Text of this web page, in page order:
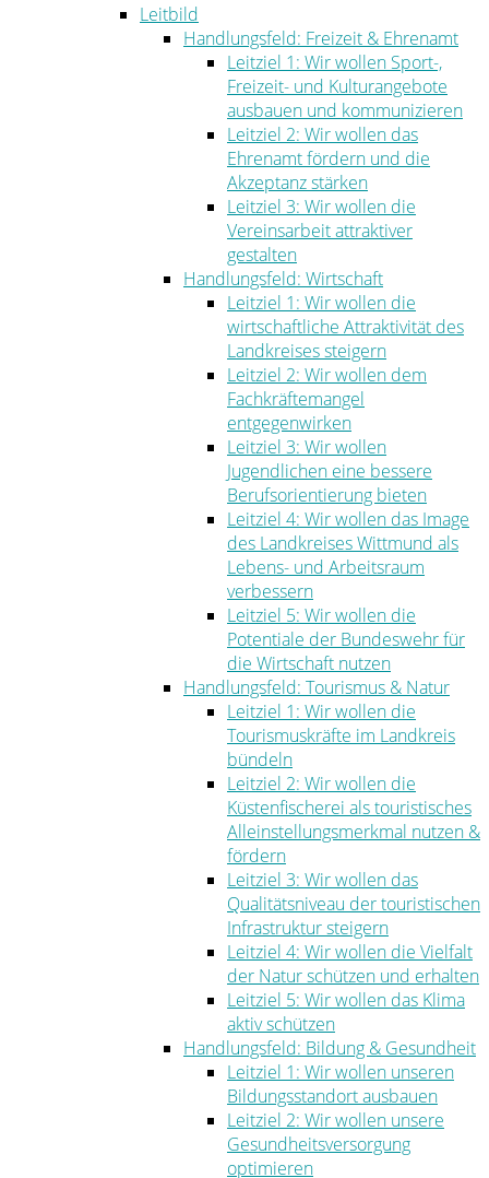
Leitbild
Handlungsfeld: Freizeit & Ehrenamt
Leitziel 1: Wir wollen Sport-,
Freizeit- und Kulturangebote
ausbauen und kommunizieren
Leitziel 2: Wir wollen das
Ehrenamt fördern und die
Akzeptanz stärken
Leitziel 3: Wir wollen die
Vereinsarbeit attraktiver
gestalten
Handlungsfeld: Wirtschaft
Leitziel 1: Wir wollen die
wirtschaftliche Attraktivität des
Landkreises steigern
Leitziel 2: Wir wollen dem
Fachkräftemangel
entgegenwirken
Leitziel 3: Wir wollen
Jugendlichen eine bessere
Berufsorientierung bieten
Leitziel 4: Wir wollen das Image
des Landkreises Wittmund als
Lebens- und Arbeitsraum
verbessern
Leitziel 5: Wir wollen die
Potentiale der Bundeswehr für
die Wirtschaft nutzen
Handlungsfeld: Tourismus & Natur
Leitziel 1: Wir wollen die
Tourismuskräfte im Landkreis
bündeln
Leitziel 2: Wir wollen die
Küstenfischerei als touristisches
Alleinstellungsmerkmal nutzen &
fördern
Leitziel 3: Wir wollen das
Qualitätsniveau der touristischen
Infrastruktur steigern
Leitziel 4: Wir wollen die Vielfalt
der Natur schützen und erhalten
Leitziel 5: Wir wollen das Klima
aktiv schützen
Handlungsfeld: Bildung & Gesundheit
Leitziel 1: Wir wollen unseren
Bildungsstandort ausbauen
Leitziel 2: Wir wollen unsere
Gesundheitsversorgung
optimieren